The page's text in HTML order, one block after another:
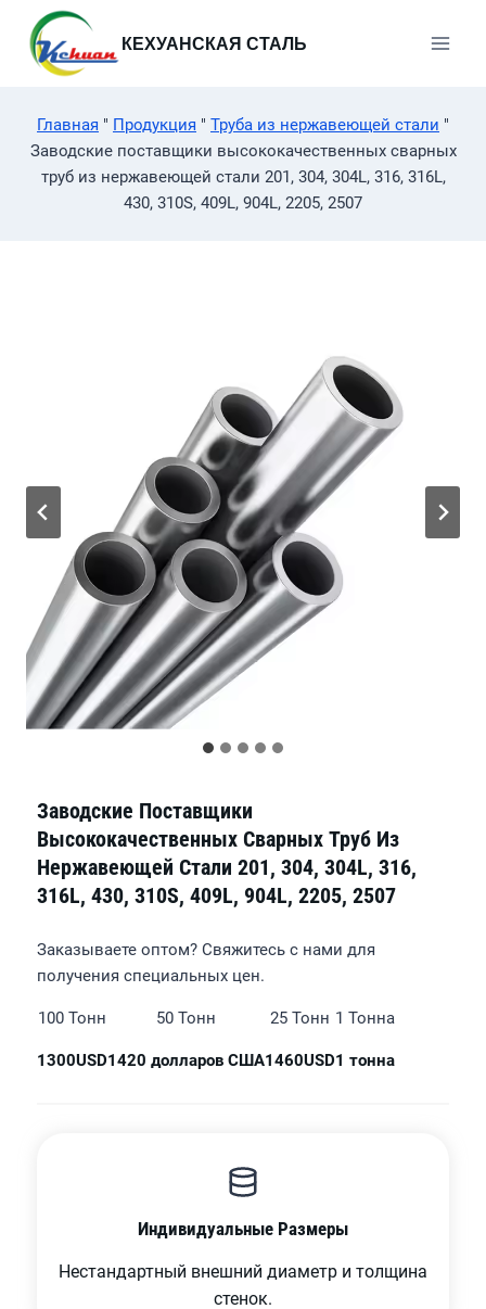
Перейти
содержимому
КЕХУАНСКАЯ СТАЛЬ
Главная " Продукция " Труба из нержавеющей стали "
Заводские поставщики высококачественных сварных
труб из нержавеющей стали 201, 304, 304L, 316, 316L,
430, 310S, 409L, 904L, 2205, 2507
Заводские Поставщики
Высококачественных Сварных Труб Из
Нержавеющей Стали 201, 304, 304L, 316,
316L, 430, 310S, 409L, 904L, 2205, 2507
Заказываете оптом? Свяжитесь с нами для
получения специальных цен.
100 Тонн
1300USD
50 Тонн
1420 долларов США
25 Тонн
1460USD
1 Тонна
1 тонна
Индивидуальные Размеры
Нестандартный внешний диаметр и толщина
стенок.